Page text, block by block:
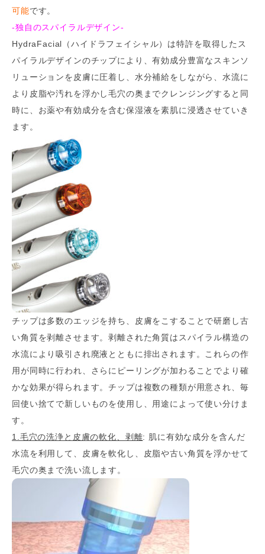
可能です。
-独自のスパイラルデザイン-
HydraFacial（ハイドラフェイシャル）は特許を取得したス
パイラルデザインのチップにより、有効成分豊富なスキンソ
リューションを皮膚に圧着し、水分補給をしながら、水流に
より皮脂や汚れを浮かし毛穴の奥までクレンジングすると同
時に、お薬や有効成分を含む保湿液を素肌に浸透させていき
ます。
チップは多数のエッジを持ち、皮膚をこすることで研磨し古
い角質を剥離させます。剥離された角質はスパイラル構造の
水流により吸引され廃液とともに排出されます。これらの作
用が同時に行われ、さらにピーリングが加わることでより確
かな効果が得られます。チップは複数の種類が用意され、毎
回使い捨てで新しいものを使用し、用途によって使い分けま
す。
1.毛穴の洗浄と皮膚の軟化、剥離: 肌に有効な成分を含んだ
水流を利用して、皮膚を軟化し、皮脂や古い角質を浮かせて
毛穴の奥まで洗い流します。